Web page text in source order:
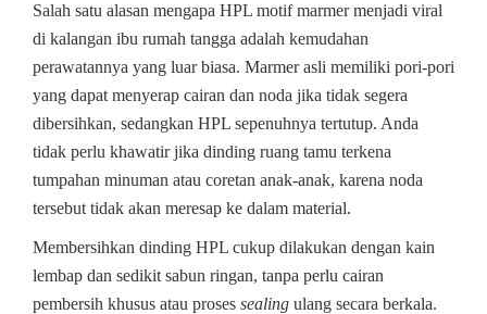
Salah satu alasan mengapa HPL motif marmer menjadi viral
di kalangan ibu rumah tangga adalah kemudahan
perawatannya yang luar biasa. Marmer asli memiliki pori-pori
yang dapat menyerap cairan dan noda jika tidak segera
dibersihkan, sedangkan HPL sepenuhnya tertutup. Anda
tidak perlu khawatir jika dinding ruang tamu terkena
tumpahan minuman atau coretan anak-anak, karena noda
tersebut tidak akan meresap ke dalam material.
Membersihkan dinding HPL cukup dilakukan dengan kain
lembap dan sedikit sabun ringan, tanpa perlu cairan
pembersih khusus atau proses sealing ulang secara berkala.